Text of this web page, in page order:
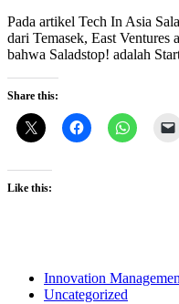
Pada artikel Tech In Asia
dari Temasek, East Ventures
bahwa Saladstop! adalah
Share this:
Like this:
Innovation
Uncategorized